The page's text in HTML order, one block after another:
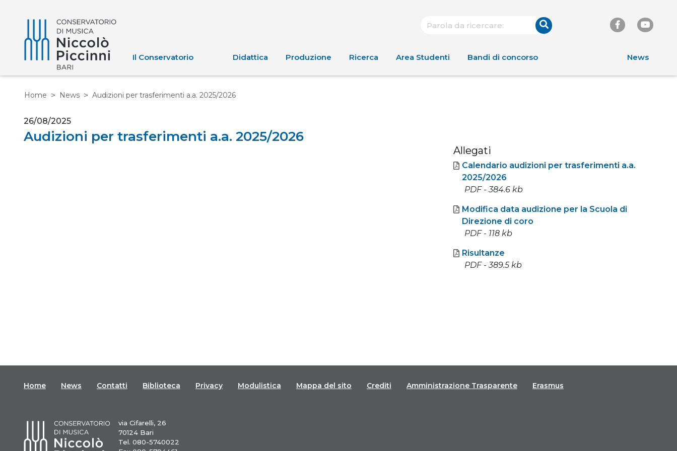
Il Conservatorio Didattica Produzione Ricerca Area Studenti Bandi di concorso News
Home News Audizioni per trasferimenti a.a. 2025/2026
26/08/2025
Audizioni per trasferimenti a.a. 2025/2026
Allegati
Calendario audizioni per trasferimenti a.a.
2025/2026
PDF - 384.6 kb
Modifica data audizione per la Scuola di
Direzione di coro
PDF - 118 kb
Risultanze
PDF - 389.5 kb
Home News Contatti Biblioteca Privacy Modulistica Mappa del sito Crediti Amministrazione Trasparente Erasmus
via Cifarelli, 26
70124 Bari
Tel. 080-5740022